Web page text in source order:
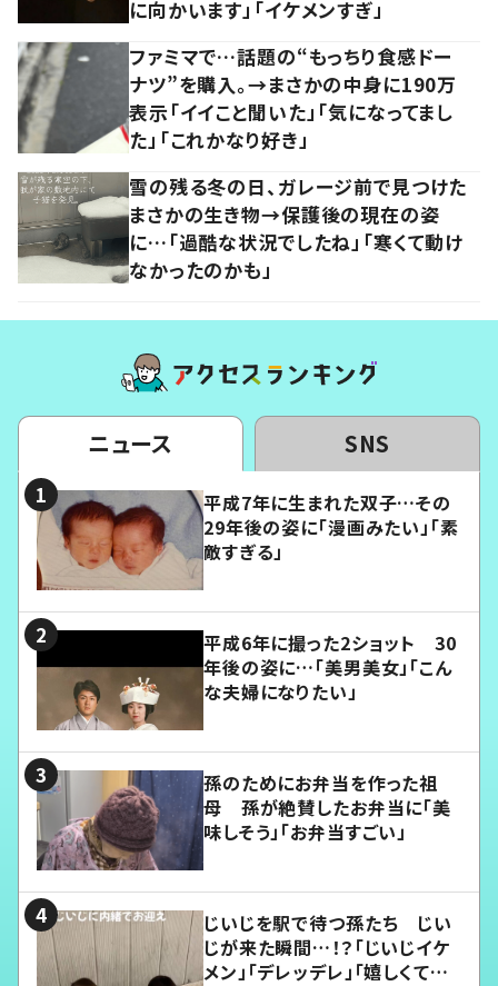
に向かいます」「イケメンすぎ」
ファミマで…話題の“もっちり食感ドー
ナツ”を購入。→まさかの中身に190万
表示「イイこと聞いた」「気になってまし
た」「これかなり好き」
雪の残る冬の日、ガレージ前で見つけた
まさかの生き物→保護後の現在の姿
に…「過酷な状況でしたね」「寒くて動け
なかったのかも」
ニュース SNS
平成7年に生まれた双子…その
29年後の姿に「漫画みたい」「素
敵すぎる」
平成6年に撮った2ショット 30
年後の姿に…「美男美女」「こん
な夫婦になりたい」
孫のためにお弁当を作った祖
母 孫が絶賛したお弁当に「美
味しそう」「お弁当すごい」
じいじを駅で待つ孫たち じい
じが来た瞬間…！？「じいじイケ
メン」「デレッデレ」「嬉しくて可